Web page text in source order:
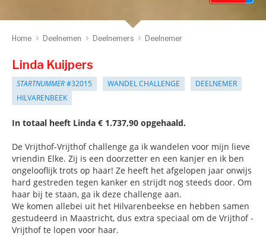
Home Deelnemen Deelnemers Deelnemer
Linda Kuijpers
STARTNUMMER#32015 WANDEL CHALLENGE
DEELNEMER
HILVARENBEEK
In totaal heeft Linda € 1.737,90 opgehaald.
De Vrijthof-Vrijthof challenge ga ik wandelen voor mijn lieve
vriendin Elke. Zij is een doorzetter en een kanjer en ik ben
ongelooflijk trots op haar! Ze heeft het afgelopen jaar onwijs
hard gestreden tegen kanker en strijdt nog steeds door. Om
haar bij te staan, ga ik deze challenge aan.
We komen allebei uit het Hilvarenbeekse en hebben samen
gestudeerd in Maastricht, dus extra speciaal om de Vrijthof -
Vrijthof te lopen voor haar.